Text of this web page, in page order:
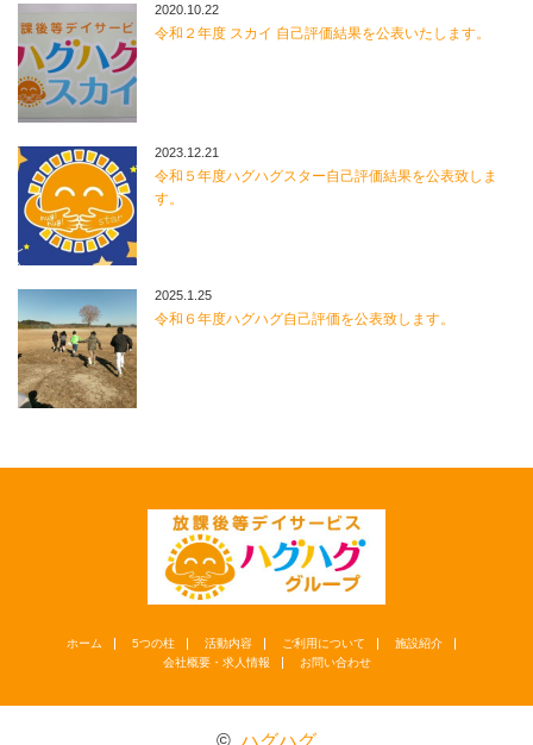
2020.10.22
令和２年度 スカイ 自己評価結果を公表いたします。
2023.12.21
令和５年度ハグハグスター自己評価結果を公表致しま
す。
2025.1.25
令和６年度ハグハグ自己評価を公表致します。
ホーム 5つの柱 活動内容 ご利用について
施設紹介
会社概要・求人情報
お問い合わせ
© ハグハグ